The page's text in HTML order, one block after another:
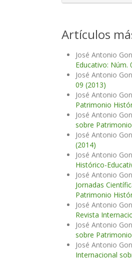
Artículos
José Antonio
Educativo: Núm.
José Antonio
09 (2013)
José Antonio
Patrimonio
José Antonio
sobre
José Antonio
(2014)
José Antonio
Histórico-
José Antonio
Jornadas
Patrimonio
José Antonio
Revista
José Antonio
sobre
José Antonio
Internacional